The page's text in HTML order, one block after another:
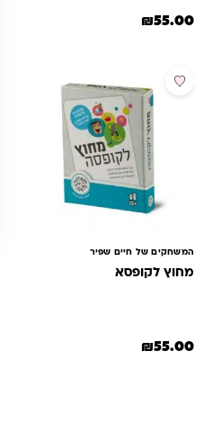
₪55.00
המשחקים של חיים שפיר
מחוץ לקופסא
₪55.00